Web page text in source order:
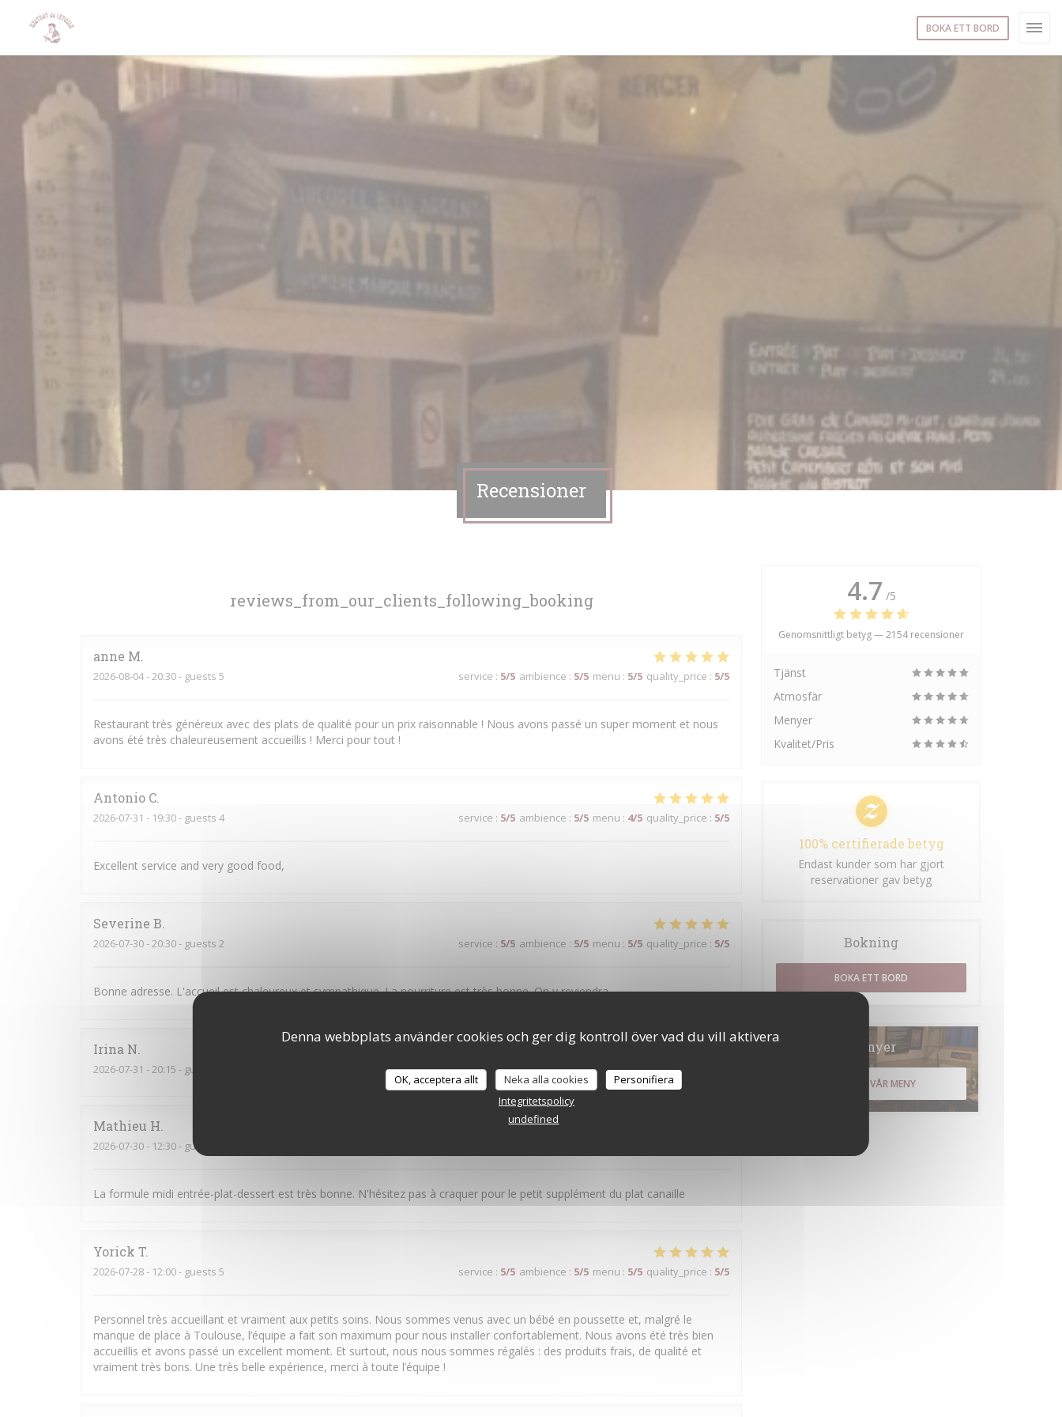
Denna webbplats använder cookies och ger dig kontroll över vad du vill aktivera
OK, acceptera allt Neka alla cookies
Personifiera
Integritetspolicy
undefined
BOKA ETT BORD
Recensioner
reviews_from_our_clients_following_booking
anne M
2026-08-04- 20:30 - guests 5 service : 5/5 ambience : 5/5 menu : 5/5 quality_price : 5/5
Restaurant très généreux avec des plats de qualité pour un prix raisonnable ! Nous avons passé un super moment et nous
avons été très chaleureusement accueillis ! Merci pour tout !
Antonio C
2026-07-31 - 19:30 - guests 4 service : 5/5 ambience : 5/5 menu : 4/5 quality_price : 5/5
Excellent service and very good food,
Severine B
2026-07-30- 20:30 - guests 2 service : 5/5 ambience : 5/5 menu : 5/5 quality_price : 5/5
Bonne adresse. L'accueil est chaleureux et sympathique. La nourriture est très bonne. On y reviendra.
Irina N
2026-07-31 - 20:15 - guests 3 service :5/5 ambience:5/5 menu:5/5 quality_price
Mathieu H
2026-07-30- 12:30 - guests 4
La formule midi entrée-plat-dessert est très bonne. N'hésitez pas à craquer pour le petit supplément du plat canaille
Yorick T
2026-07-28- 12:00 - guests 5 service : 5/5 ambience : 5/5 menu : 5/5 quality_price : 5/5
Personnel très accueillant et vraiment aux petits soins. Nous sommes venus avec un bébé en poussette et, malgré le
manque de place à Toulouse, l’équipe a fait son maximum pour nous installer confortablement. Nous avons été très bien
accueillis et avons passé un excellent moment. Et surtout, nous nous sommes régalés : des produits frais, de qualité et
vraiment très bons. Une très belle expérience, merci à toute l’équipe !
4.7 /5
Genomsnittligt betyg —2154 recensioner
Tjänst
Atmosfär
Menyer
Kvalitet/Pris
100% certifierade betyg
Endast kunder som har gjort
reservationer gav betyg
Bokning
BOKA ETT BORD
Menyer
UPPTÄCK VÅR MENY